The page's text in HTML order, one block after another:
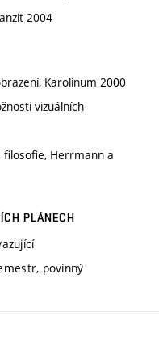
2004
Karolinum 2000
vizuálních
filosofie, Herrmann a
PLÁNECH
povinný